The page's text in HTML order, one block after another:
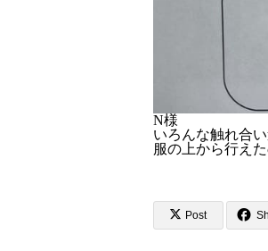
N様
いろんな触れ合
服の上から行え
Post